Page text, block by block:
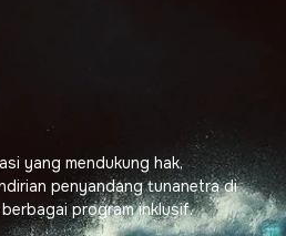
yang mendukung hak,
penyandang tunanetra di
program inklusif.